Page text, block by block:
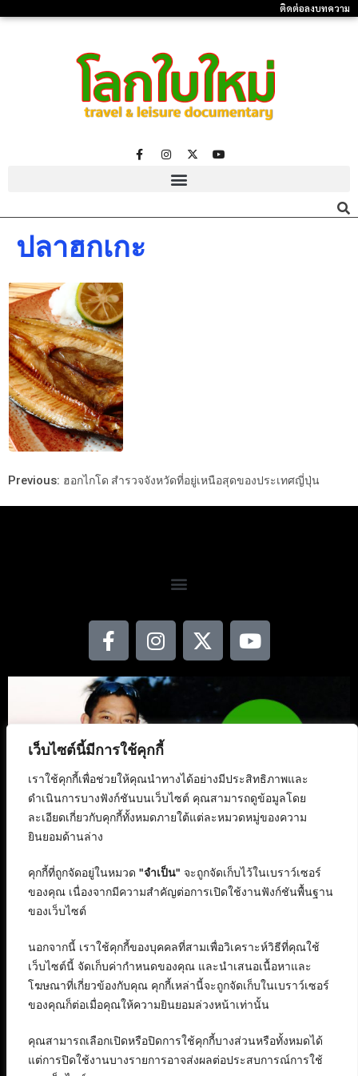
เว็บไซต์นี้มีการใช้คุกกี้
เราใช้คุกกี้เพื่อช่วยให้คุณนำทางได้อย่างมีประสิทธิภาพและ
ดำเนินการบางฟังก์ชันบนเว็บไซต์ คุณสามารถดูข้อมูลโดย
ละเอียดเกี่ยวกับคุกกี้ทั้งหมดภายใต้แต่ละหมวดหมู่ของความ
ยินยอมด้านล่าง
คุกกี้ที่ถูกจัดอยู่ในหมวด "จำเป็น" จะถูกจัดเก็บไว้ในเบราว์เซอร์
ของคุณ เนื่องจากมีความสำคัญต่อการเปิดใช้งานฟังก์ชันพื้นฐาน
ของเว็บไซต์
นอกจากนี้ เราใช้คุกกี้ของบุคคลที่สามเพื่อวิเคราะห์วิธีที่คุณใช้
เว็บไซต์นี้ จัดเก็บค่ากำหนดของคุณ และนำเสนอเนื้อหาและ
โฆษณาที่เกี่ยวข้องกับคุณ คุกกี้เหล่านี้จะถูกจัดเก็บในเบราว์เซอร์
ของคุณก็ต่อเมื่อคุณให้ความยินยอมล่วงหน้าเท่านั้น
คุณสามารถเลือกเปิดหรือปิดการใช้คุกกี้บางส่วนหรือทั้งหมดได้
แต่การปิดใช้งานบางรายการอาจส่งผลต่อประสบการณ์การใช้
ติดต่อลงบทความ
ปลาฮกเกะ
Previous: ฮอกไกโด สำรวจจังหวัดที่อยู่เหนือสุดของประเทศญี่ปุ่น